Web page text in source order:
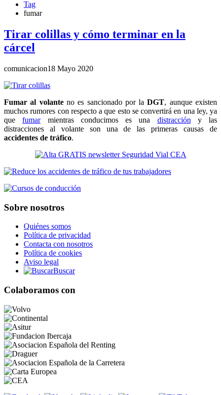
Tag
fumar
Tirar colillas y cómo terminar en la
cárcel
comunicacion18 Mayo 2020
Fumar al volanteno es sancionado por laDGT, aunque existen
muchos rumores con respecto a que esto se convertirá en una ley, ya
quefumarmientras conducimos es una distracción y las
distracciones al volante son una de las primeras causas de
accidentes de tráfico.
Sobre nosotros
Quiénes somos
Política de privacidad
Contacta con nosotros
Política de cookies
Aviso legal
Buscar
Colaboramos con